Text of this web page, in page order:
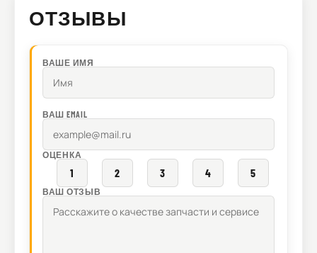
ОТЗЫВЫ
ВАШЕ ИМЯ
ВАШ EMAIL
ОЦЕНКА
1 2 3 4 5
ВАШ ОТЗЫВ